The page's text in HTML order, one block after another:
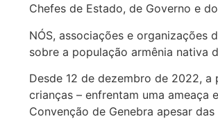
Chefes de Estado, de Governo e
NÓS, associações e organizações
sobre a população armênia nativa
Desde 12 de dezembro de 2022,
crianças – enfrentam uma
Convenção de Genebra apesar